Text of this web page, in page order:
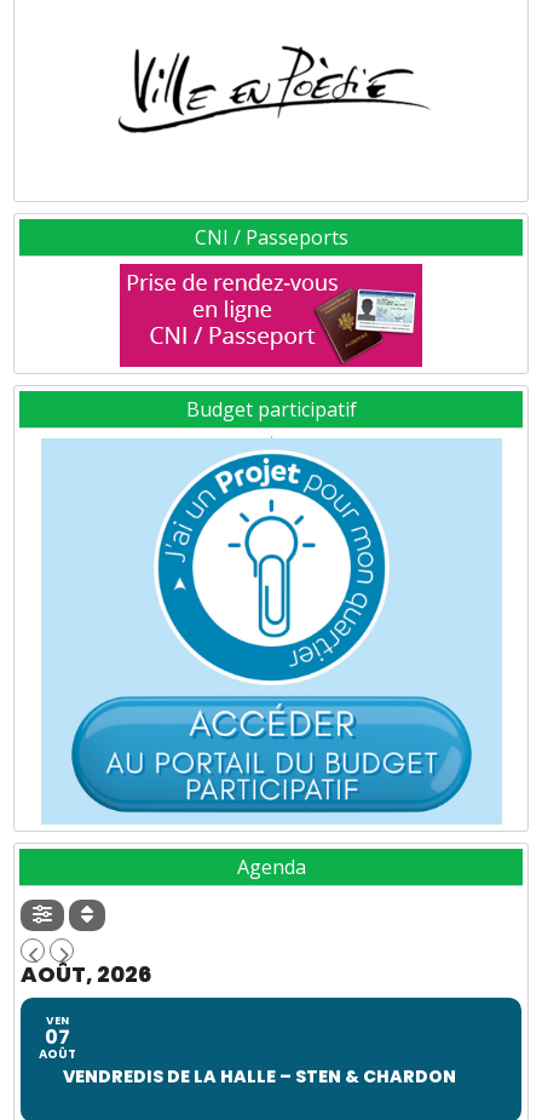
CNI / Passeports
Budget participatif
Agenda
AOÛT, 2026
VEN
07
AOÛT
VENDREDIS DE LA HALLE – STEN & CHARDON